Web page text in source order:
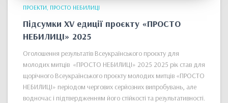
ПРОЕКТИ ПРОСТО НЕБИЛИЦІ
Підсумки XV едиції проєкту «ПРОСТО
НЕБИЛИЦІ» 2025
Оголошення результатів Всеукраїнського проєкту для
молодих митців «ПРОСТО НЕБИЛИЦІ» 2025 2025 рік став для
щорічного Всеукраїнського проєкту молодих митців «ПРОСТО
НЕБИЛИЦІ» періодом чергових серйозних випробувань, але
водночас і підтвердженням його стійкості та результативності.